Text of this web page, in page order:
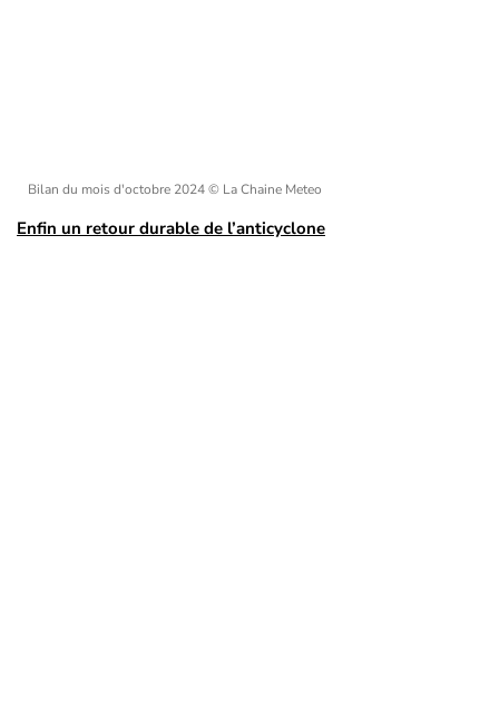
Bilan du mois d'octobre 2024© La Chaine Meteo
Enfin un retour durable de l’anticyclone